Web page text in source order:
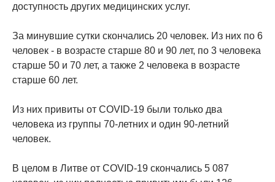
доступность других медицинских услуг.
За минувшие сутки скончались 20 человек. Из них по 6
человек - в возрасте старше 80 и 90 лет, по 3 человека
старше 50 и 70 лет, а также 2 человека в возрасте
старше 60 лет.
Из них привиты от COVID-19 были только два
человека из группы 70-летних и один 90-летний
человек.
В целом в Литве от COVID-19 скончались 5 087